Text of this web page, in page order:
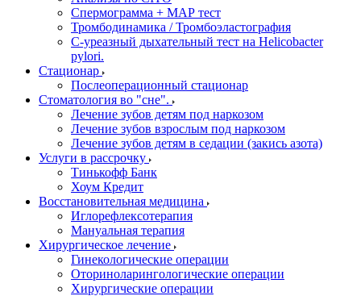
Спермограмма + МАР тест
Тромбодинамика / Тромбоэластография
С-уреазный дыхательный тест на Helicobacter
pylori.
Стационар
Послеоперационный стационар
Стоматология во "сне".
Лечение зубов детям под наркозом
Лечение зубов взрослым под наркозом
Лечение зубов детям в седации (закись азота)
Услуги в рассрочку
Тинькофф Банк
Хоум Кредит
Восстановительная медицина
Иглорефлексотерапия
Мануальная терапия
Хирургическое лечение
Гинекологические операции
Оториноларингологические операции
Хирургические операции